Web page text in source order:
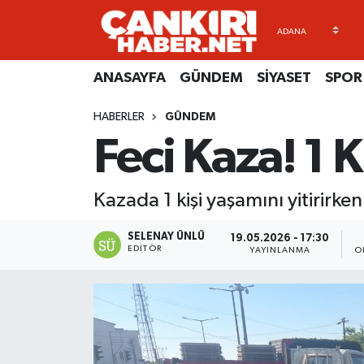
ANASAYFA GÜNDEM SİYASET SPOR
HABERLER GÜNDEM
Feci Kaza! 1
Kazada 1 kişi yaşamını
SELENAY ÜNLÜ
EDITÖR
19.05.2026 - 17:30
YAYINLANMA
ANASAYFA
RESMİ İLANLAR
Künye
Gizlilik Sözleşmesi
kimdir-nedir-nasil
Merkez Hava Durumu
Süper Lig Puan Durumu ve Fikstür
Son Dakika Haberleri